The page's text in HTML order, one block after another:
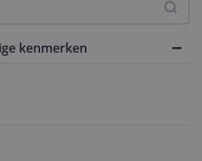
kenmerken